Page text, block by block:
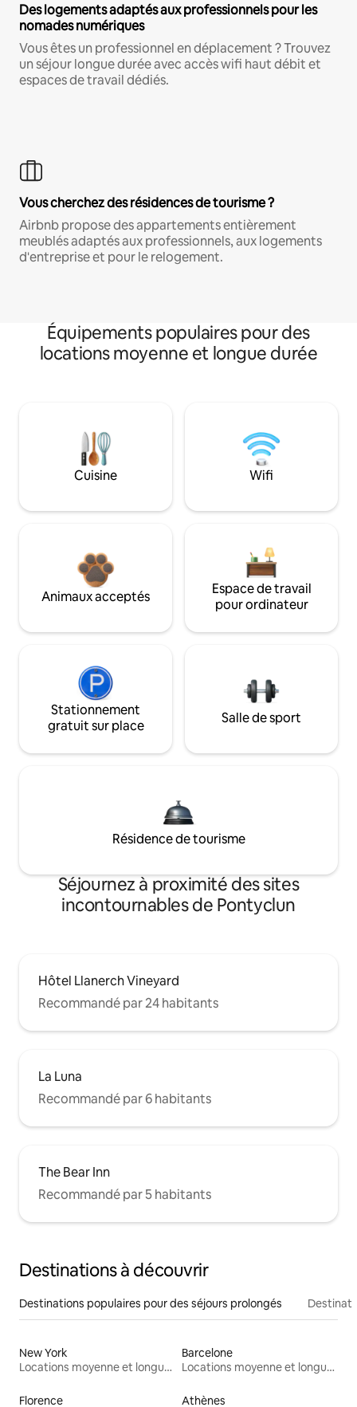
Des logements adaptés aux professionnels pour les
nomades numériques
Vous êtes un professionnel en déplacement ? Trouvez
un séjour longue durée avec accès wifi haut débit et
espaces de travail dédiés.
Vous cherchez des résidences de tourisme ?
Airbnb propose des appartements entièrement
meublés adaptés aux professionnels, aux logements
d'entreprise et pour le relogement.
Équipements populaires pour des
locations moyenne et longue durée
Cuisine Wifi
Animaux acceptés
Espace de travail
pour ordinateur
Stationnement
gratuit sur place
Salle de sport
Résidence de tourisme
Séjournez à proximité des sites
incontournables de Pontyclun
Hôtel Llanerch Vineyard
Recommandé par 24 habitants
La Luna
Recommandé par 6 habitants
The Bear Inn
Recommandé par 5 habitants
Destinations à découvrir
Destinations populaires pour des séjours prolongés
New York
Locations moyenne et longue durée
Barcelone
Locations moyenne et longue durée
Florence Athènes